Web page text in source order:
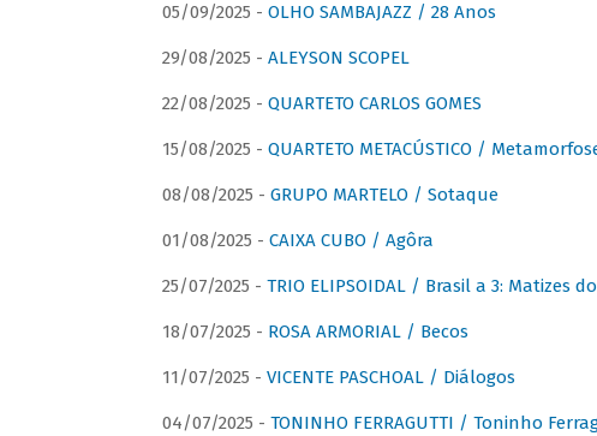
05/09/2025 - OLHO SAMBAJAZZ / 28 Anos
29/08/2025 - ALEYSON SCOPEL
22/08/2025 - QUARTETO CARLOS GOMES
15/08/2025 - QUARTETO METACÚSTICO /
08/08/2025 - GRUPO MARTELO / Sotaque
01/08/2025 - CAIXA CUBO / Agôra
25/07/2025 - TRIO ELIPSOIDAL / Brasil a 3: Matizes
18/07/2025 - ROSA ARMORIAL / Becos
11/07/2025 - VICENTE PASCHOAL / Diálogos
04/07/2025 - TONINHO FERRAGUTTI / Toninho